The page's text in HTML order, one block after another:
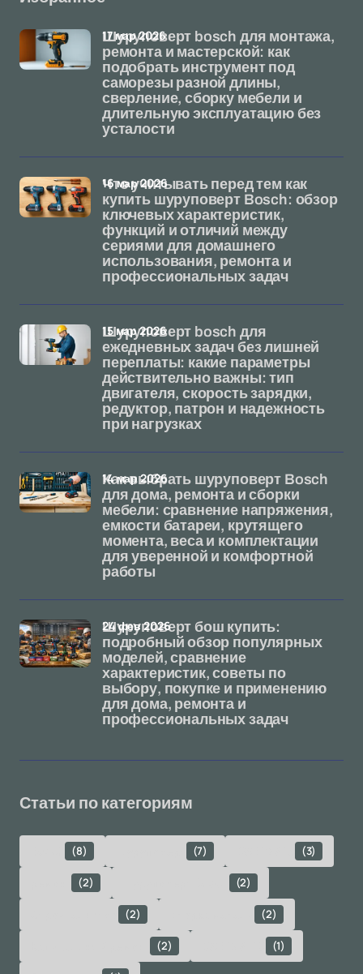
Шуруповерт bosch для монтажа,
ремонта и мастерской: как
подобрать инструмент под
саморезы разной длины,
сверление, сборку мебели и
длительную эксплуатацию без
усталости
17 мар 2026
Что учитывать перед тем как
купить шуруповерт Bosch: обзор
ключевых характеристик,
функций и отличий между
сериями для домашнего
использования, ремонта и
профессиональных задач
16 мар 2026
Шуруповерт bosch для
ежедневных задач без лишней
переплаты: какие параметры
действительно важны: тип
двигателя, скорость зарядки,
редуктор, патрон и надежность
при нагрузках
15 мар 2026
Как выбрать шуруповерт Bosch
для дома, ремонта и сборки
мебели: сравнение напряжения,
емкости батареи, крутящего
момента, веса и комплектации
для уверенной и комфортной
работы
14 мар 2026
Шуруповерт бош купить:
подробный обзор популярных
моделей, сравнение
характеристик, советы по
выбору, покупке и применению
для дома, ремонта и
профессиональных задач
24 фев 2026
Статьи по категориям
(8) (7) (3)
(2) (2)
(2) (2)
(2) (1)